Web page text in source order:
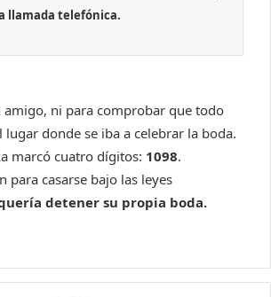
llamada telefónica.
amigo, ni para comprobar que todo
lugar donde se iba a celebrar la boda.
marcó cuatro dígitos: 1098.
para casarse bajo las leyes
detener su propia boda.